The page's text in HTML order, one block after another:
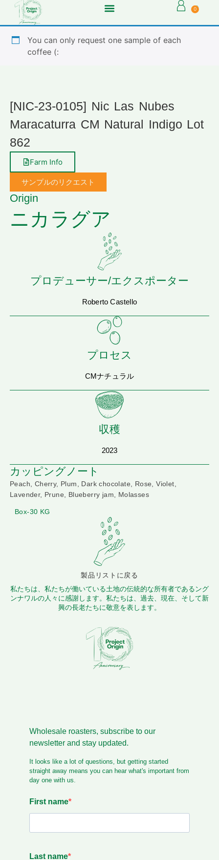
0
You can only request one sample of each
coffee (:
[NIC-23-0105] Nic Las Nubes
Maracaturra CM Natural Indigo Lot
862
Farm Info
サンプルのリクエスト
Origin
ニカラグア
プロデューサー/エクスポーター
Roberto Castello
プロセス
CMナチュラル
収穫
2023
カッピングノート
Peach, Cherry, Plum, Dark chocolate, Rose, Violet,
Lavender, Prune, Blueberry jam, Molasses
Box-30 KG
製品リストに戻る
私たちは、私たちが働いている土地の伝統的な所有者であるング
ンナワルの人々に感謝します。私たちは、過去、現在、そして新
興の長老たちに敬意を表します。